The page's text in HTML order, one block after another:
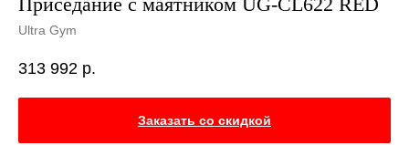
Ultra Gym
313 992 р.
Заказать со скидкой